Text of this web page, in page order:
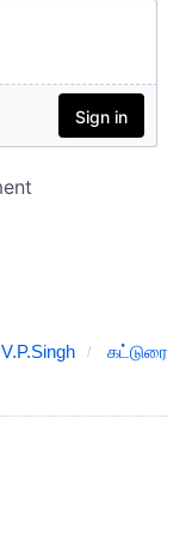
V.P.Singh
கட்டுரை